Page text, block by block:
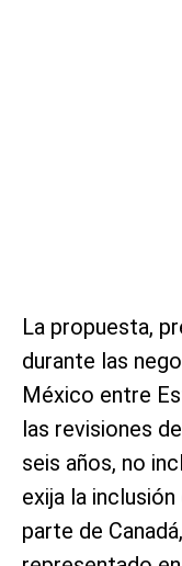
La propuesta,
durante las
México entre
las revisiones
seis años, no
exija la
parte de